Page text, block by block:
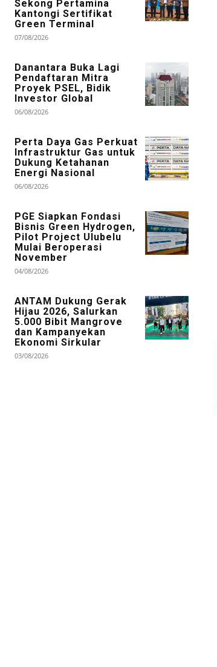
Sekong Pertamina
Kantongi Sertifikat
Green Terminal
07/08/2026
Danantara Buka Lagi
Pendaftaran Mitra
Proyek PSEL, Bidik
Investor Global
06/08/2026
Perta Daya Gas Perkuat
Infrastruktur Gas untuk
Dukung Ketahanan
Energi Nasional
06/08/2026
PGE Siapkan Fondasi
Bisnis Green Hydrogen,
Pilot Project Ulubelu
Mulai Beroperasi
November
04/08/2026
ANTAM Dukung Gerak
Hijau 2026, Salurkan
5.000 Bibit Mangrove
dan Kampanyekan
Ekonomi Sirkular
03/08/2026